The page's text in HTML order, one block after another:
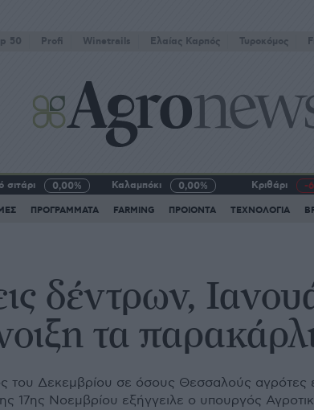
50 Profi Winetrails Eλαίας Καρπός Τυροκόμος
σιτάρι 0,00% Καλαμπόκι 0,00% Κριθάρι -
ΠΡΟΓΡΑΜΜΑΤΑ FARMING ΠΡΟΙΟΝΤΑ ΤΕΧΝΟΛΟΓΙΑ
δέντρων,
τα
του Δεκεμβρίου σε όσους Θεσσαλούς αγρότες
17ης Νοεμβρίου εξήγγειλε ο υπουργός